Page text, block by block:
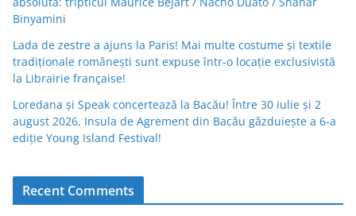
Binyamini
Lada de zestre a ajuns la Paris! Mai multe costume și textile
tradiționale românești sunt expuse într-o locație exclusivistă
la Librairie française!
Loredana și Speak concertează la Bacău! Între 30 iulie și 2
august 2026, Insula de Agrement din Bacău găzduiește a 6-a
ediție Young Island Festival!
Recent Comments